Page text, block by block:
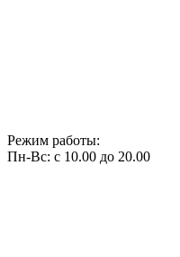
Режим работы:
Пн-Вс: с 10.00 до 20.00